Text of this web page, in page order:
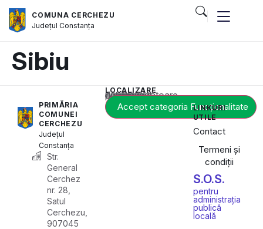
COMUNA CERCHEZU
JudețulConstanța
Sibiu
PRIMĂRIA
COMUNEI
CERCHEZU
Județul
Constanța
Str.
General
Cerchez
nr. 28,
Satul
Cerchezu,
907045
LOCALIZARE
Acest conținut este blocat până când acceptați categoria corespunzătoare de cookie-uri.
Accept categoria Funcționalitate
LINKURI
UTILE
Contact
Termeni și
condiții
S.O.S.
pentru
administrația
publică
locală